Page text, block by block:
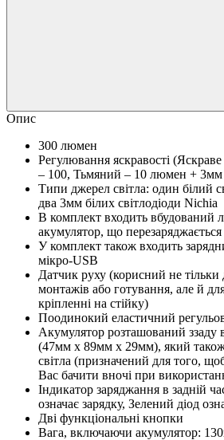
Опис
300 люмен
Регулювання яскравості
– 100, Тьмяний – 10 люмен + 3мм
Типи джерел світла: один білий
два 3мм білих світлодіоди Nichia
В комплект входить вбудований
акумулятор, що
У комплект також входить
мікро-USB
Датчик руху (корисний не тільки
монтажів або готування, але й
кріпленні на стійку)
Поодинокий еластичний
Акумулятор розташований ззаду
(47мм х 89мм х 29мм), який
світла (призначений для того,
Вас бачити вночі при
Індикатор заряджання в задній
означає зарядку, Зелений діод
Дві функціональні кнопки
Вага, включаючи акумулятор: